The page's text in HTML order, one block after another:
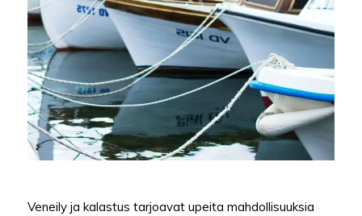
Veneily ja kalastus tarjoavat upeita mahdollisuuksia